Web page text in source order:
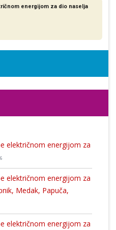
energijom za dio naselja
električnom energijom za
električnom energijom za
Medak, Papuča,
električnom energijom za